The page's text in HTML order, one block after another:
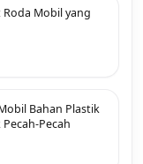
Mobil yang
Bahan Plastik
Pecah